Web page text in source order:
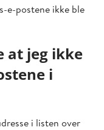
e-postene ikke ble
at jeg ikke
i
i listen over